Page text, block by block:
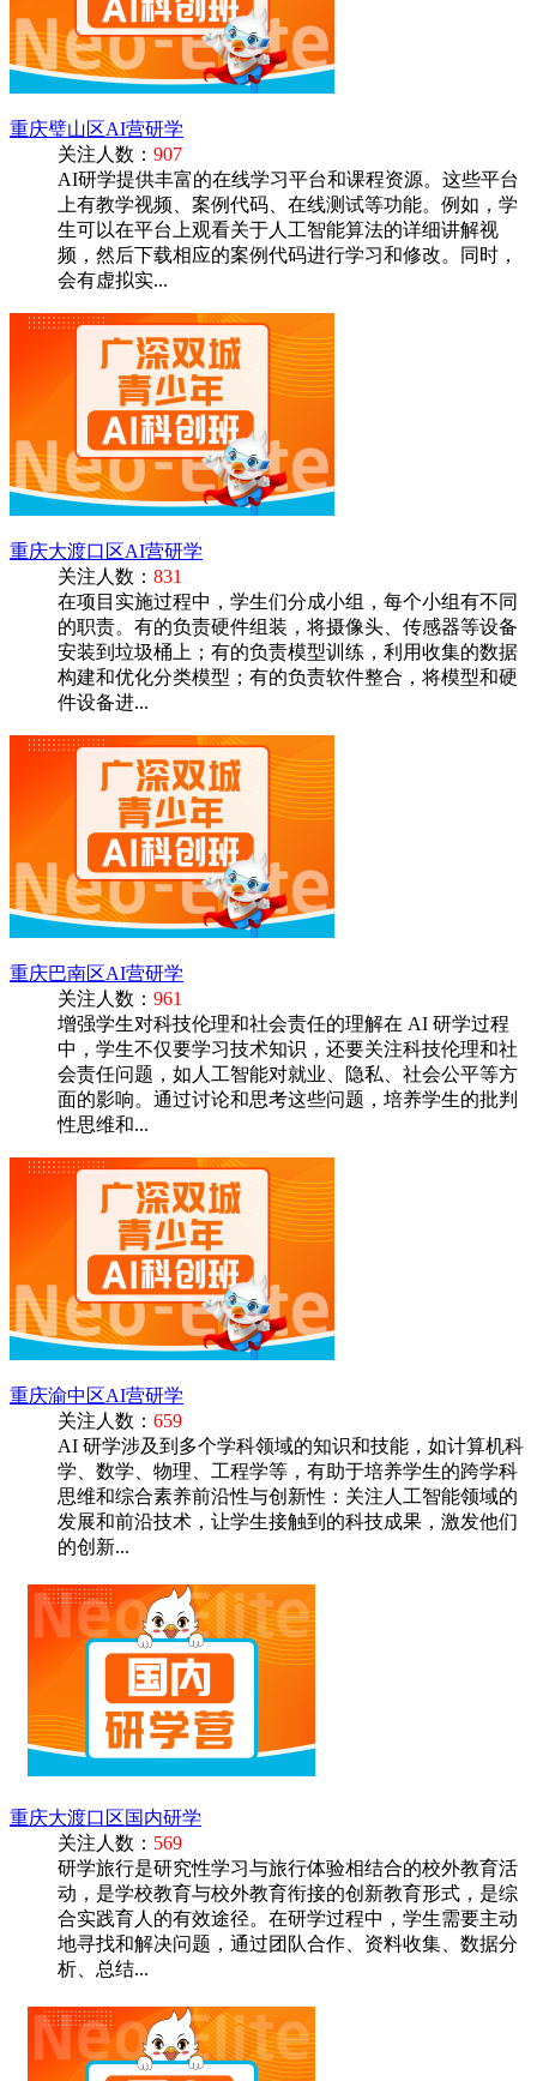
重庆璧山区AI营研学
关注人数： 907
AI研学提供丰富的在线学习平台和课程资源。这些平台
上有教学视频、案例代码、在线测试等功能。例如，学
生可以在平台上观看关于人工智能算法的详细讲解视
频，然后下载相应的案例代码进行学习和修改。同时，
会有虚拟实...
重庆大渡口区AI营研学
关注人数： 831
在项目实施过程中，学生们分成小组，每个小组有不同
的职责。有的负责硬件组装，将摄像头、传感器等设备
安装到垃圾桶上；有的负责模型训练，利用收集的数据
构建和优化分类模型；有的负责软件整合，将模型和硬
件设备进...
重庆巴南区AI营研学
关注人数： 961
增强学生对科技伦理和社会责任的理解在 AI 研学过程
中，学生不仅要学习技术知识，还要关注科技伦理和社
会责任问题，如人工智能对就业、隐私、社会公平等方
面的影响。通过讨论和思考这些问题，培养学生的批判
性思维和...
重庆渝中区AI营研学
关注人数： 659
AI 研学涉及到多个学科领域的知识和技能，如计算机科
学、数学、物理、工程学等，有助于培养学生的跨学科
思维和综合素养前沿性与创新性：关注人工智能领域的
发展和前沿技术，让学生接触到的科技成果，激发他们
的创新...
重庆大渡口区国内研学
关注人数： 569
研学旅行是研究性学习与旅行体验相结合的校外教育活
动，是学校教育与校外教育衔接的创新教育形式，是综
合实践育人的有效途径。在研学过程中，学生需要主动
地寻找和解决问题，通过团队合作、资料收集、数据分
析、总结...